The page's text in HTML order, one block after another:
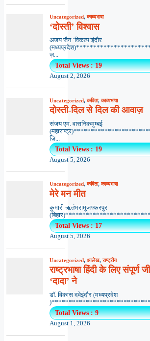
Uncategorized,काव्यभाषा
‘दोस्ती’ विश्वास
अजय जैन ‘विकल्प’इंदौर
ज़...
Total Views : 19
August 2, 2026
Uncategorized,कविता,काव्यभाषा
दोस्ती-दिल से दिल की आवाज़
संजय एम. वासनिकमुम्बई
ज़ि...
Total Views : 19
August 5, 2026
Uncategorized,कविता,काव्यभाषा
मेरे मन मीत
कुमारी ऋतंभरामुजफ्फरपुर
Total Views : 17
August 5, 2026
Uncategorized, आलेख,राष्ट्रीय
राष्ट्रभाषा हिंदी के लिए संपूर्ण
‘दादा’ ने
डॉ. विकास दवेइंदौर (मध्यप्रदेश
Total Views : 9
August 1, 2026